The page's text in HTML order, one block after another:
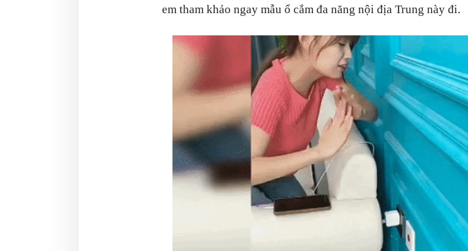
em tham khảo ngay mẫu ổ cắm đa năng nội địa Trung này đi.